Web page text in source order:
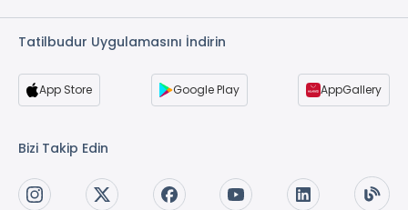
Tatilbudur Uygulamasını İndirin
App Store Google Play AppGallery
Bizi Takip Edin